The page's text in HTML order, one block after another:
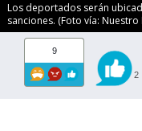
Los deportados serán
sanciones. (Foto vía: Nuestro
9
2